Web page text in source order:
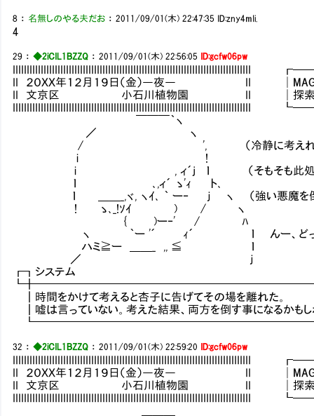
8 ： 名無しのやる夫だお ：2011/09/01(木) 22:47:35 ID:zny4mIi.
4
29 ：◆2iCIL1BZZQ ：2011/09/01(木) 22:56:05 ID:gcfw06pw
II ２０ＸＸ年１２月１９日（金）―夜― II │MAG
II 文京区 小石川植物園 II │探索：7
￣￣￣｀ヽ
／ ヽ
/ ', （冷静に考えれば、どっちの味方
i !
i , ィ´j ｌ （そもそも此処には強い悪魔
ｌ ､,ィ´ ゝ'ｨ ト､
ｌ ＿＿_,ヾ, ヽｲ､ ｀ ー‐ ｊ ヽ （強い悪魔を倒して
! ゝ､_!ｿｲ ) / ヽ
{ )ー‐' / ﾊ
ヽ ｀ー '´ ｨ´ ｌ んー、どっちの気持ち
ハミ≧ー ＿＿_ ,, ≦ ｌ
／ ｊ
┏┓システ
┃時間をかけて考えると杏子に告げてその場を離れた。
┃嘘は言っていない。考えた結果、両方を倒す事になるかもし
32 ：◆2iCIL1BZZQ ：2011/09/01(木) 22:59:20 ID:gcfw06pw
II ２０ＸＸ年１２月１９日（金）―夜― II │MAG
II 文京区 小石川植物園 II │探索：6